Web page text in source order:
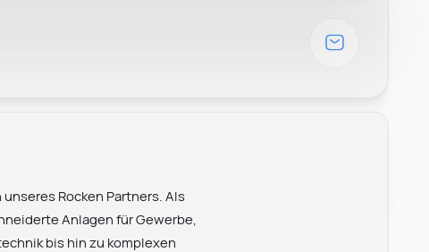
Rocken Partners. Als
Anlagen für Gewerbe,
bis hin zu komplexen